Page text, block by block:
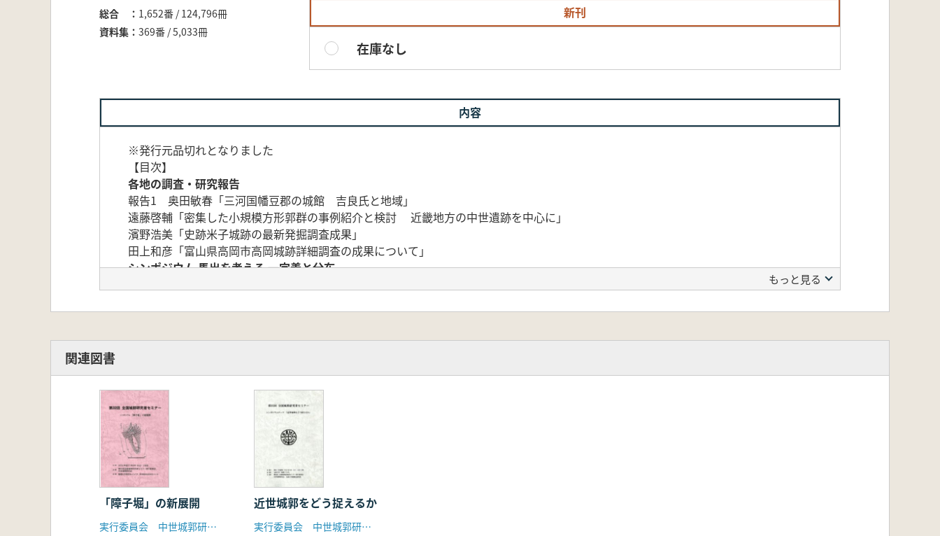
総合
1,652番 / 124,796冊
資料集
369番 / 5,033冊
新刊
在庫なし
内容
※発行元品切れとなりました
【目次】
各地の調査・研究報告
報告1 奥田敏春「三河国幡豆郡の城館 吉良氏と地域」
遠藤啓輔「密集した小規模方形郭群の事例紹介と検討 近畿地方の中世遺跡を中心に」
濱野浩美「史跡米子城跡の最新発掘調査成果」
田上和彦「富山県高岡市高岡城跡詳細調査の成果について」
シンポジウム 馬出を考える 一定義と分布―
室野秀文「東北地方の馬出」
もっと見る
関連図書
「障子堀」の新展開
実行委員会 中世城郭研究会
近世城郭をどう捉えるか
実行委員会 中世城郭研究会 九州大学建築史研究室